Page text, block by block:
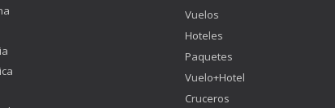
Vuelos
Hoteles
Paquetes
Vuelo+Hotel
Cruceros